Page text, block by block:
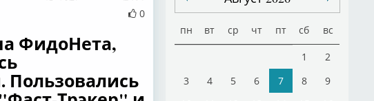
0
ФидоНета,
пн вт ср чт пт сб вс
1
2
3
4 5 6 7 8
9